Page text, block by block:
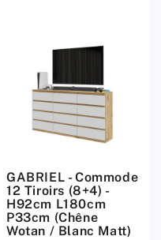
GABRIEL - Commode
12 Tiroirs (8+4) -
H92cm L180cm
P33cm (Chêne
Wotan / Blanc Matt)